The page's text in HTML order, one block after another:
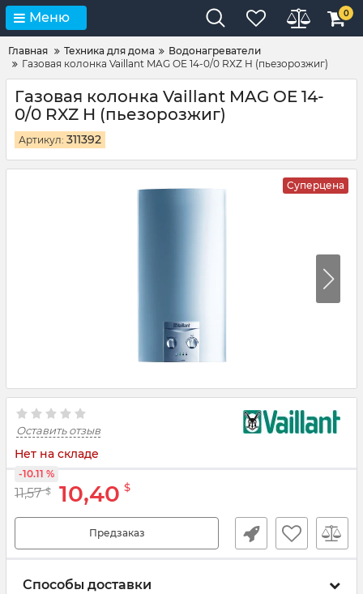
Меню 0
Главная Техника для дома
Водонагреватели
Газовая колонка Vaillant MAG OE 14-0/0 RXZ H (пьезорозжиг)
Газовая колонка Vaillant MAG OE 14-
0/0 RXZ H (пьезорозжиг)
Артикул: 311392
Суперцена
Оставить отзыв
Нет на складе
11,57 $ 10,40 $
-10.11 %
Предзаказ
Способы доставки